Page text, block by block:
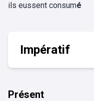
ils eussent consumé
Impératif
Présent